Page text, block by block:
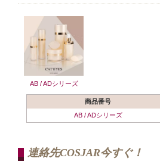
AB / ADシリーズ
商品番号
AB / ADシリーズ
連絡先COSJAR今すぐ！